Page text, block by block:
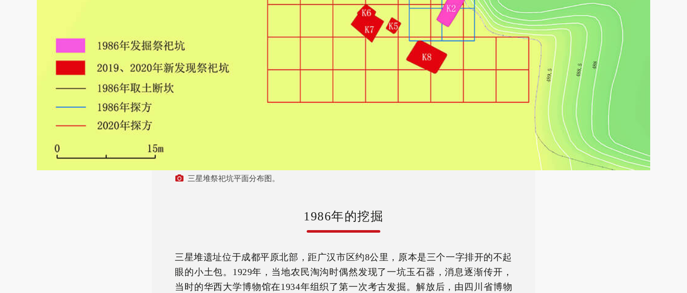
三星堆祭祀坑平面分布图。
1986年的挖掘
三星堆遗址位于成都平原北部，距广汉市区约8公里，原本是三个一字排开的不起
眼的小土包。1929年，当地农民淘沟时偶然发现了一坑玉石器，消息逐渐传开，
当时的华西大学博物馆在1934年组织了第一次考古发掘。解放后，由四川省博物